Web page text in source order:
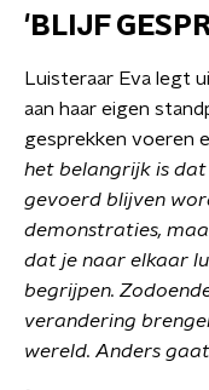
'BLIJF
Luisteraar Eva legt
aan haar eigen
gesprekken voeren
het belangrijk is
gevoerd blijven
demonstraties,
dat je naar elkaar
begrijpen.
verandering
wereld. Anders